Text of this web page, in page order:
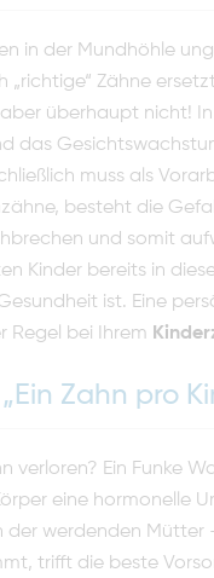
in der Mundhöhle
Zähne
überhaupt nicht!
das
muss als
besteht die
und somit
Kinder bereits in
ist. Eine
Regel bei Ihrem
Zahn pro
verloren? Ein Funke
eine hormonelle
werdenden Mütter
trifft die beste